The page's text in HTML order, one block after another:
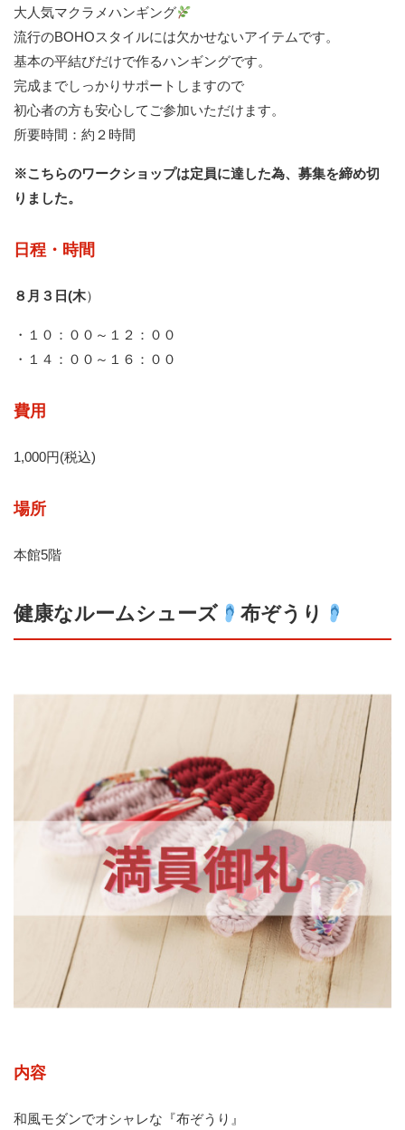
大人気マクラメハンギング
流行のBOHOスタイルには欠かせないアイテムです。
基本の平結びだけで作るハンギングです。
完成までしっかりサポートしますので
初心者の方も安心してご参加いただけます。
所要時間：約２時間
※こちらのワークショップは定員に達した為、募集を締め切
りました。
日程・時間
８月３日(木）
・１０：００～１２：００
・１４：００～１６：００
費用
1,000円(税込)
場所
本館5階
健康なルームシューズ 布ぞうり
内容
和風モダンでオシャレな『布ぞうり』